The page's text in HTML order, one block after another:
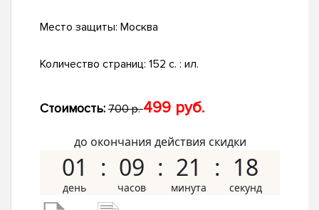
Место защиты: Москва
Количество страниц: 152 с. : ил.
Стоимость: 700 р.499 руб.
до окончания действия скидки
01 09 21 17